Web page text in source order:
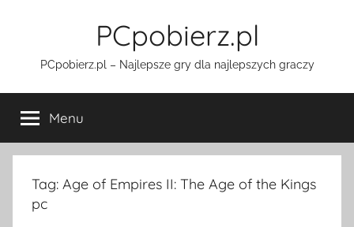
PCpobierz.pl
PCpobierz.pl – Najlepsze gry dla najlepszych graczy
Menu
Tag: Age of Empires II: The Age of the Kings
pc